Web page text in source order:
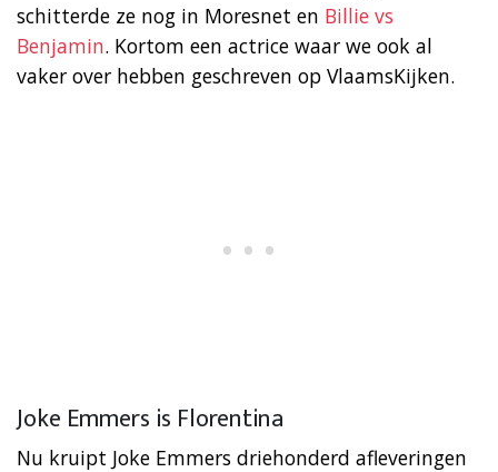
schitterde ze nog in Moresnet en Billie vs
Benjamin. Kortom een actrice waar we ook al
vaker over hebben geschreven op VlaamsKijken.
Joke Emmers is Florentina
Nu kruipt Joke Emmers driehonderd afleveringen